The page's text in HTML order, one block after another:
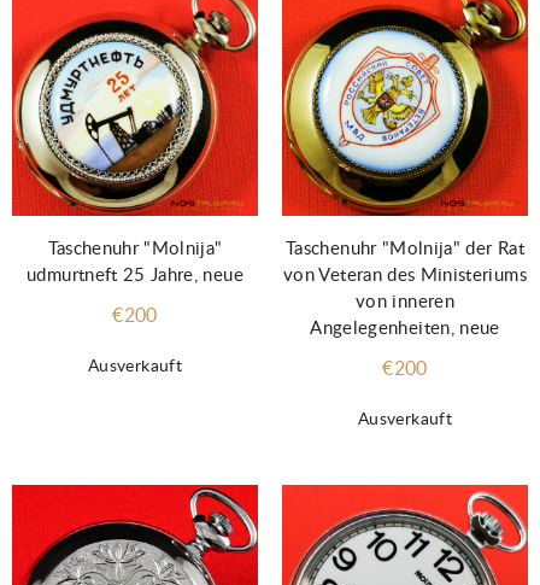
Ausverkauft
Taschenuhr "Molnija"
udmurtneft 25 Jahre, neue
€200
Ausverkauft
Taschenuhr "Molnija" der Rat
von Veteran des Ministeriums
von inneren
Angelegenheiten, neue
€200